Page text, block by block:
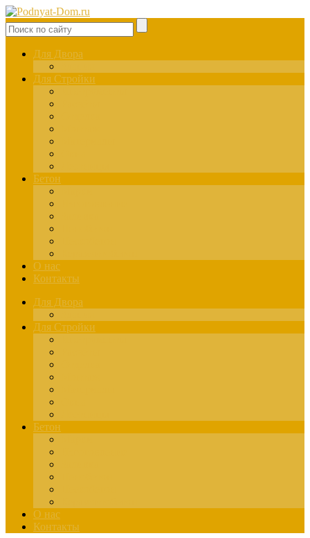
Для Двора
Для Стройки
Бетон
О нас
Контакты
Для Двора
Для Стройки
Бетон
О нас
Контакты